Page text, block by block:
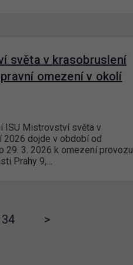
světa v krasobruslení
omezení v okolí
ISU Mistrovství světa v
2026 dojde v období od
29. 3. 2026 k omezení provozu
Prahy 9,…
34 >